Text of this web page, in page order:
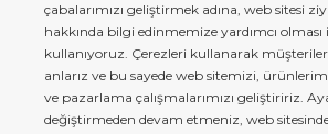
çabalarımızı geliştirmek adına, web sitesi
hakkında bilgi edinmemize yardımcı olması
kullanıyoruz. Çerezleri kullanarak
anlarız ve bu sayede web sitemizi,
ve pazarlama çalışmalarımızı geliştiririz.
değiştirmeden devam etmeniz, web